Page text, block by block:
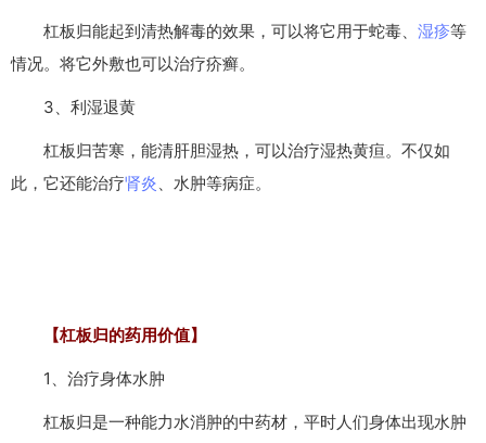
杠板归能起到清热解毒的效果，可以将它用于蛇毒、 湿疹等
情况。将它外敷也可以治疗疥癣。
3、利湿退黄
杠板归苦寒，能清肝胆湿热，可以治疗湿热黄疸。不仅如
此，它还能治疗肾炎、水肿等病症。
【杠板归的药用价值】
1、治疗身体水肿
杠板归是一种能力水消肿的中药材，平时人们身体出现水肿